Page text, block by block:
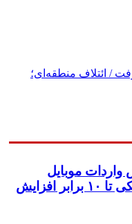
/ ائتلاف منطقه‌ای؛
موبایل
می‌گذرد / هزینه‌های لجستیکی تا ۱۰ برابر افزایش